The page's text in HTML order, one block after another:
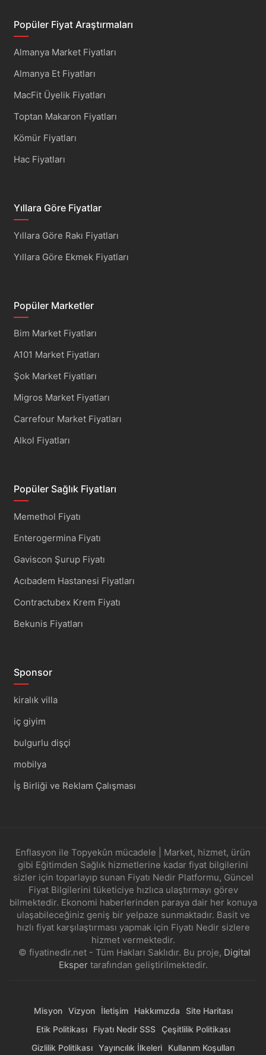
Popüler Fiyat Araştırmaları
Almanya Market Fiyatları
Almanya Et Fiyatları
MacFit Üyelik Fiyatları
Toptan Makaron Fiyatları
Kömür Fiyatları
Hac Fiyatları
Yıllara Göre Fiyatlar
Yıllara Göre Rakı Fiyatları
Yıllara Göre Ekmek Fiyatları
Popüler Marketler
Bim Market Fiyatları
A101 Market Fiyatları
Şok Market Fiyatları
Migros Market Fiyatları
Carrefour Market Fiyatları
Alkol Fiyatları
Popüler Sağlık Fiyatları
Memethol Fiyatı
Enterogermina Fiyatı
Gaviscon Şurup Fiyatı
Acıbadem Hastanesi Fiyatları
Contractubex Krem Fiyatı
Bekunis Fiyatları
Sponsor
kiralık villa
iç giyim
bulgurlu dişçi
mobilya
İş Birliği ve Reklam Çalışması
Enflasyon ile Topyekûn mücadele | Market, hizmet, ürün
gibi Eğitimden Sağlık hizmetlerine kadar fiyat bilgilerini
sizler için toparlayıp sunan Fiyatı Nedir Platformu, Güncel
Fiyat Bilgilerini tüketiciye hızlıca ulaştırmayı görev
bilmektedir. Ekonomi haberlerinden paraya dair her konuya
ulaşabileceğiniz geniş bir yelpaze sunmaktadır. Basit ve
hızlı fiyat karşılaştırması yapmak için Fiyatı Nedir sizlere
hizmet vermektedir.
© fiyatinedir.net - Tüm Hakları Saklıdır. Bu proje, Digital
Ekspertarafından geliştirilmektedir.
Misyon Vizyon İletişim Hakkımızda
Site Haritası
Etik Politikası
Fiyatı Nedir SSS
Çeşitlilik Politikası
Gizlilik Politikası Yayıncılık İlkeleri Kullanım Koşulları